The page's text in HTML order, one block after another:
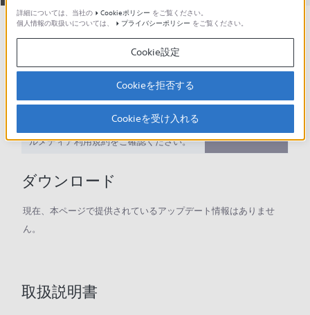
サポート動画をご利用の際にはソーシャ
ルメディア利用規約をご確認ください。
ダウンロード
現在、本ページで提供されているアップデート情報はありませ
ん。
取扱説明書
詳細については、当社の
Cookieポリシー をご覧ください。
個人情報の取扱いについては、
プライバシーポリシー をご覧ください。
Cookie設定
Cookieを拒否する
Cookieを受け入れる